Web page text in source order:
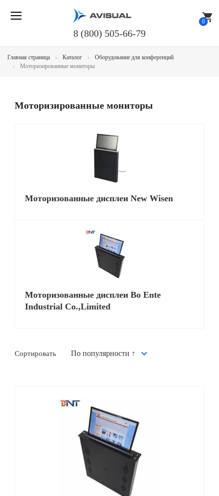
shopping_cart
0
8 (800) 505-66-79
Главная страница Каталог
Оборудование для конференций
Моторизированные мониторы
Моторизированные мониторы
Моторизованные дисплеи New Wisen
Моторизованные дисплеи Bo Ente
Industrial Co.,Limited
Сортировать